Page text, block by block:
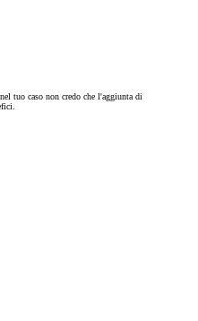
tuo caso non credo che l'aggiunta di